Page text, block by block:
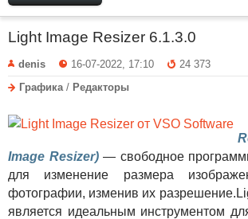
Light Image Resizer 6.1.3.0
denis 16-07-2022, 17:10
24 373
Графика/ Редакторы
Image Resizer)— свободное
для изменение размера
фотографии, изменив их
является идеальным инструментом